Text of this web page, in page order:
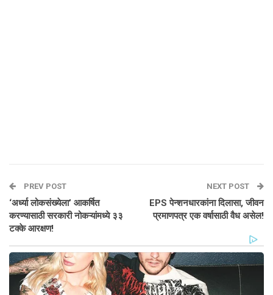
PREV POST
‘अर्ध्या लोकसंख्येला’ आकर्षित
करण्यासाठी सरकारी नोकऱ्यांमध्ये ३३
टक्के आरक्षण!
NEXT POST
EPS पेन्शनधारकांना दिलासा, जीवन
प्रमाणपत्र एक वर्षासाठी वैध असेल!